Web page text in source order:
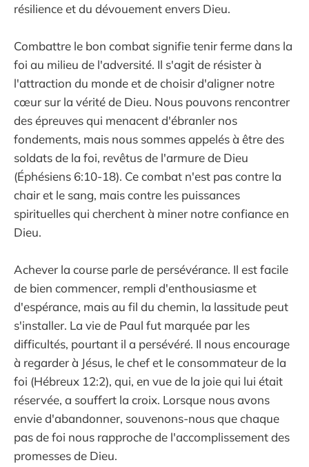
résilience et du dévouement envers Dieu.
Combattre le bon combat signifie tenir ferme dans la
foi au milieu de l'adversité. Il s'agit de résister à
l'attraction du monde et de choisir d'aligner notre
cœur sur la vérité de Dieu. Nous pouvons rencontrer
des épreuves qui menacent d'ébranler nos
fondements, mais nous sommes appelés à être des
soldats de la foi, revêtus de l'armure de Dieu
(Éphésiens 6:10-18). Ce combat n'est pas contre la
chair et le sang, mais contre les puissances
spirituelles qui cherchent à miner notre confiance en
Dieu.
Achever la course parle de persévérance. Il est facile
de bien commencer, rempli d'enthousiasme et
d'espérance, mais au fil du chemin, la lassitude peut
s'installer. La vie de Paul fut marquée par les
difficultés, pourtant il a persévéré. Il nous encourage
à regarder à Jésus, le chef et le consommateur de la
foi (Hébreux 12:2), qui, en vue de la joie qui lui était
réservée, a souffert la croix. Lorsque nous avons
envie d'abandonner, souvenons-nous que chaque
pas de foi nous rapproche de l'accomplissement des
promesses de Dieu.